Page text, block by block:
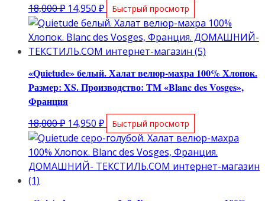
18,000₽ Первоначальная
цена
составляла
18,000 ₽.
14,950 ₽Текущая
цена:
14,950 ₽.
Быстрый просмотр
«Quietude» белый. Халат велюр-махра 100% Хлопок.
Размер: XS. Производство: ТМ «Blanc des Vosges»,
Франция
18,000₽ Первоначальная
цена
составляла
18,000 ₽.
14,950 ₽Текущая
цена:
14,950 ₽.
Быстрый просмотр